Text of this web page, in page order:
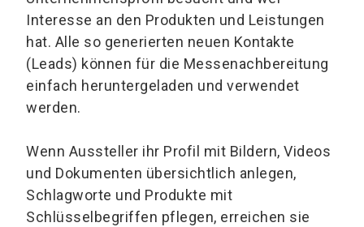
Interesse an den Produkten und Leistungen
hat. Alle so generierten neuen Kontakte
(Leads) können für die Messenachbereitung
einfach heruntergeladen und verwendet
werden.
Wenn Aussteller ihr Profil mit Bildern, Videos
und Dokumenten übersichtlich anlegen,
Schlagworte und Produkte mit
Schlüsselbegriffen pflegen, erreichen sie